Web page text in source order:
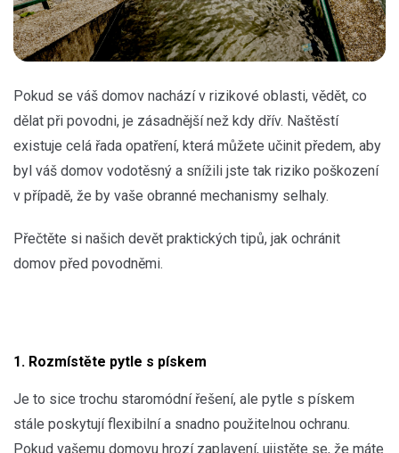
Pokud se váš domov nachází v rizikové oblasti, vědět, co
dělat při povodni, je zásadnější než kdy dřív. Naštěstí
existuje celá řada opatření, která můžete učinit předem, aby
byl váš domov vodotěsný a snížili jste tak riziko poškození
v případě, že by vaše obranné mechanismy selhaly.
Přečtěte si našich devět praktických tipů, jak ochránit
domov před povodněmi.
1. Rozmístěte pytle s pískem
Je to sice trochu staromódní řešení, ale pytle s pískem
stále poskytují flexibilní a snadno použitelnou ochranu.
Pokud vašemu domovu hrozí zaplavení, ujistěte se, že máte